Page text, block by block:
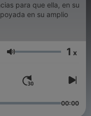
para que ella, en su
en su amplio
Volume 1 x
00:00